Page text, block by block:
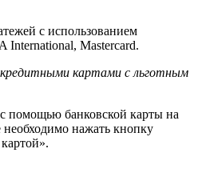
с использованием
International, Мastercard.
картами с льготным
помощью банковской карты на
нажать кнопку